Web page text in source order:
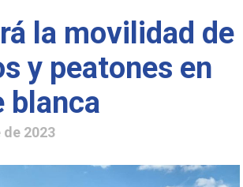
la movilidad de
y peatones en
blanca
2023